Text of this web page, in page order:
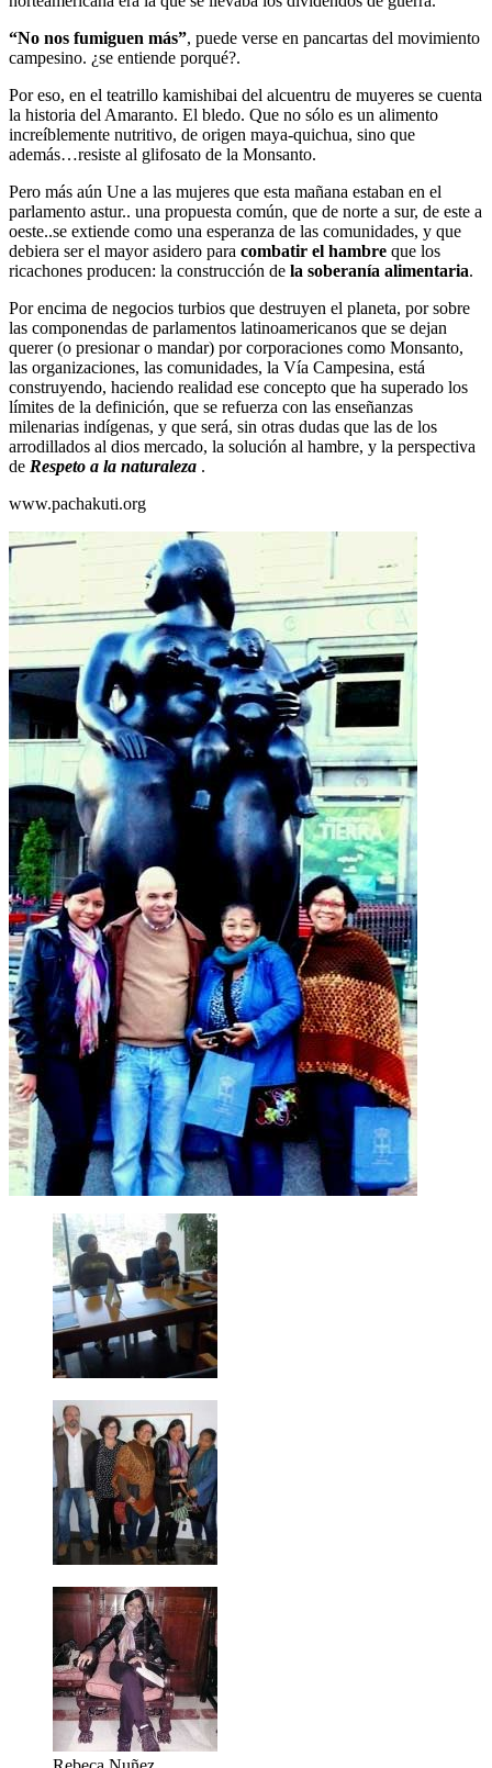
“No nos fumiguen más”, puede verse en pancartas del movimiento
campesino. ¿se entiende porqué?.
Por eso, en el teatrillo kamishibai del alcuentru de muyeres se cuenta
la historia del Amaranto. El bledo. Que no sólo es un alimento
increíblemente nutritivo, de origen maya-quichua, sino que
además…resiste al glifosato de la Monsanto.
Pero más aún Une a las mujeres que esta mañana estaban en el
parlamento astur.. una propuesta común, que de norte a sur, de este a
oeste..se extiende como una esperanza de las comunidades, y que
debiera ser el mayor asidero para combatir el hambre que los
ricachones producen: la construcción de la soberanía alimentaria.
Por encima de negocios turbios que destruyen el planeta, por sobre
las componendas de parlamentos latinoamericanos que se dejan
querer (o presionar o mandar) por corporaciones como Monsanto,
las organizaciones, las comunidades, la Vía Campesina, está
construyendo, haciendo realidad ese concepto que ha superado los
límites de la definición, que se refuerza con las enseñanzas
milenarias indígenas, y que será, sin otras dudas que las de los
arrodillados al dios mercado, la solución al hambre, y la perspectiva
de Respeto a la naturaleza .
www.pachakuti.org